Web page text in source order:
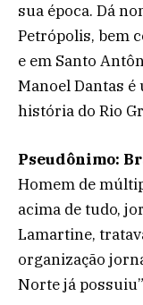
sua época. Dá
Petrópolis, bem
e em Santo
Manoel Dantas
história do Rio
Pseudônimo:
Homem de
acima de tudo,
Lamartine,
organização
Norte já